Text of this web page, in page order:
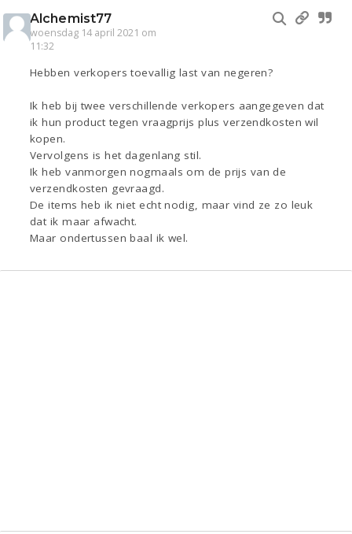
Alchemist77
woensdag 14 april 2021 om
11:32
Hebben verkopers toevallig last van negeren?
Ik heb bij twee verschillende verkopers aangegeven dat
ik hun product tegen vraagprijs plus verzendkosten wil
kopen.
Vervolgens is het dagenlang stil.
Ik heb vanmorgen nogmaals om de prijs van de
verzendkosten gevraagd.
De items heb ik niet echt nodig, maar vind ze zo leuk
dat ik maar afwacht.
Maar ondertussen baal ik wel.